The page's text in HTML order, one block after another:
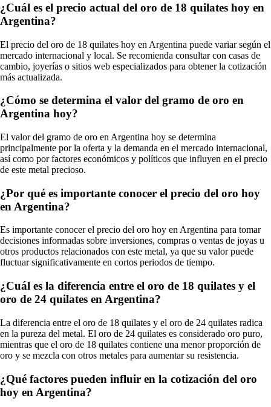
¿Cuál es el precio actual del oro de 18 quilates hoy en
Argentina?
El precio del oro de 18 quilates hoy en Argentina puede variar según el
mercado internacional y local. Se recomienda consultar con casas de
cambio, joyerías o sitios web especializados para obtener la cotización
más actualizada.
¿Cómo se determina el valor del gramo de oro en
Argentina hoy?
El valor del gramo de oro en Argentina hoy se determina
principalmente por la oferta y la demanda en el mercado internacional,
así como por factores económicos y políticos que influyen en el precio
de este metal precioso.
¿Por qué es importante conocer el precio del oro hoy
en Argentina?
Es importante conocer el precio del oro hoy en Argentina para tomar
decisiones informadas sobre inversiones, compras o ventas de joyas u
otros productos relacionados con este metal, ya que su valor puede
fluctuar significativamente en cortos periodos de tiempo.
¿Cuál es la diferencia entre el oro de 18 quilates y el
oro de 24 quilates en Argentina?
La diferencia entre el oro de 18 quilates y el oro de 24 quilates radica
en la pureza del metal. El oro de 24 quilates es considerado oro puro,
mientras que el oro de 18 quilates contiene una menor proporción de
oro y se mezcla con otros metales para aumentar su resistencia.
¿Qué factores pueden influir en la cotización del oro
hoy en Argentina?